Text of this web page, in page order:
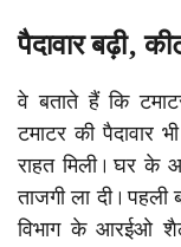
पैदावार बढ़ी,
वे बताते हैं कि
टमाटर की पैदावार
राहत मिली। घर के
ताजगी ला दी।
विभाग के आरईओ